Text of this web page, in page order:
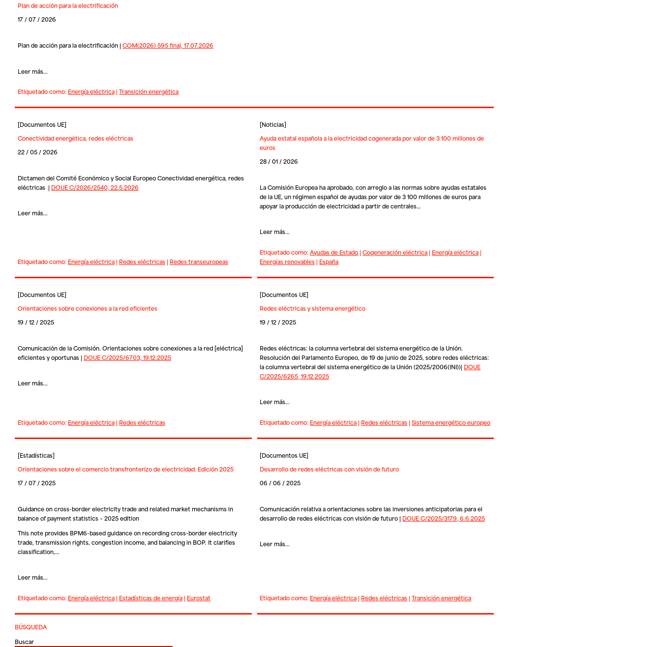
Plan de acción para la electrificación
17 / 07 / 2026
Plan de acción para la electrificación | COM(2026) 595 final, 17.07.2026
Leer más...
Etiquetado como: Energía eléctrica| Transición energética
[Documentos UE]
Conectividad energética, redes eléctricas
22 / 05 / 2026
Dictamen del Comité Económico y Social Europeo Conectividad energética, redes
eléctricas | DOUE C/2026/2540, 22.5.2026
Leer más...
Etiquetado como: Energía eléctrica| Redes eléctricas| Redes transeuropeas
[Noticias]
Ayuda estatal española a la electricidad cogenerada por valor de 3 100 millones de
euros
28 / 01 / 2026
La Comisión Europea ha aprobado, con arreglo a las normas sobre ayudas estatales
de la UE, un régimen español de ayudas por valor de 3 100 millones de euros para
apoyar la producción de electricidad a partir de centrales…
Leer más...
Etiquetado como:Ayudas de Estado |Cogeneración eléctrica | Energía eléctrica |
Energías renovables | España
[Documentos UE]
Orientaciones sobre conexiones a la red eficientes
19 / 12 / 2025
Comunicación de la Comisión. Orientaciones sobre conexiones a la red [eléctrica]
eficientes y oportunas | DOUE C/2025/6703, 19.12.2025
Leer más...
Etiquetado como: Energía eléctrica| Redes eléctricas
[Documentos UE]
Redes eléctricas y sistema energético
19 / 12 / 2025
Redes eléctricas: la columna vertebral del sistema energético de la Unión.
Resolución del Parlamento Europeo, de 19 de junio de 2025, sobre redes eléctricas:
la columna vertebral del sistema energético de la Unión (2025/2006(INI))| DOUE
C/2025/6265, 19.12.2025
Leer más...
Etiquetado como: Energía eléctrica | Redes eléctricas |Sistema energético europeo
[Estadísticas]
Orientaciones sobre el comercio transfronterizo de electricidad. Edición 2025
17 / 07 / 2025
Guidance on cross-border electricity trade and related market mechanisms in
balance of payment statistics – 2025 edition
This note provides BPM6-based guidance on recording cross-border electricity
trade, transmission rights, congestion income, and balancing in BOP. It clarifies
classification,…
Leer más...
Etiquetado como: Energía eléctrica| Estadísticas de energía| Eurostat
[Documentos UE]
Desarrollo de redes eléctricas con visión de futuro
06 / 06 / 2025
Comunicación relativa a orientaciones sobre las inversiones anticipatorias para el
desarrollo de redes eléctricas con visión de futuro | DOUE C/2025/3179, 6.6.2025
Leer más...
Etiquetado como: Energía eléctrica | Redes eléctricas |Transición energética
BÚSQUEDA
Buscar